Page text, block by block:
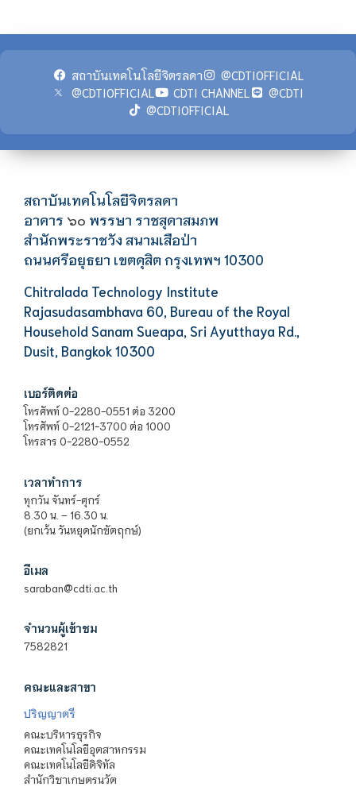
สถาบันเทคโนโลยีจิตรลดา
@CDTIOFFICIAL
@CDTIOFFICIAL
CDTI CHANNEL
@CDTI
@CDTIOFFICIAL
สถาบันเทคโนโลยีจิตรลดา
อาคาร ๖๐ พรรษา ราชสุดาสมภพ
สำนักพระราชวัง สนามเสือป่า
ถนนศรีอยุธยา เขตดุสิต กรุงเทพฯ 10300
Chitralada Technology Institute
Rajasudasambhava 60, Bureau of the Royal
Household Sanam Sueapa, Sri Ayutthaya Rd.,
Dusit, Bangkok 10300
เบอร์ติดต่อ
โทรศัพท์ 0-2280-0551 ต่อ 3200
โทรศัพท์ 0-2121-3700 ต่อ 1000
โทรสาร 0-2280-0552
เวลาทำการ
ทุกวัน จันทร์-ศุกร์
8.30 น. – 16.30 น.
(ยกเว้น วันหยุดนักขัตฤกษ์)
อีเมล
saraban@cdti.ac.th
จำนวนผู้เข้าชม
7582821
คณะและสาขา
ปริญญาตรี
คณะบริหารธุรกิจ
คณะเทคโนโลยีอุตสาหกรรม
คณะเทคโนโลยีดิจิทัล
สำนักวิชาเกษตรนวัต